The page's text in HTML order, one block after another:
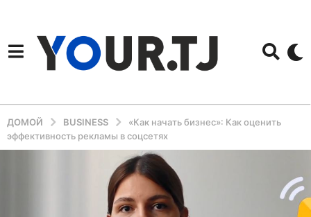
ДОМОЙ BUSINESS
«Как начать бизнес»: Как оценить
эффективность рекламы в соцсетях